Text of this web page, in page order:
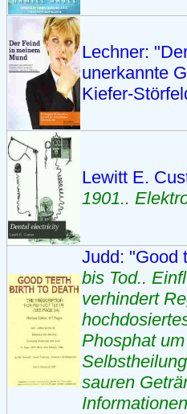
Lechner:
unerkannte
Kiefer-
Lewitt E.
1901..
Judd: "Good
bis Tod..
verhindert
Phosphat
sauren